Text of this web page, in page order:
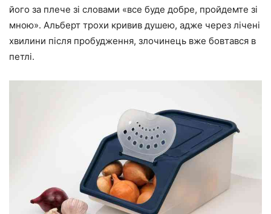
його за плече зі словами «все буде добре, пройдемте зі
мною». Альберт трохи кривив душею, адже через лічені
хвилини після пробудження, злочинець вже бовтався в
петлі.